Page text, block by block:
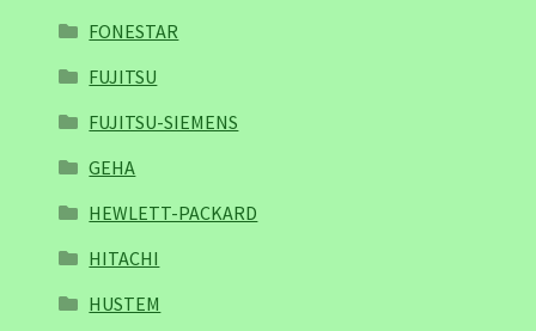
FONESTAR
FUJITSU
FUJITSU-SIEMENS
GEHA
HEWLETT-PACKARD
HITACHI
HUSTEM